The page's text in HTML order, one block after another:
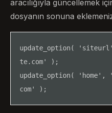
aracılığıyla güncellemek
dosyanın sonuna
update_option(
te.com' );
update_option(
com' );